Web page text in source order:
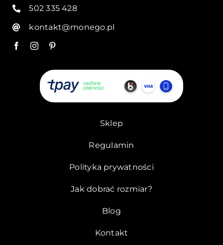
502 335 428
kontakt@monego.pl
Sklep
Regulamin
Polityka prywatności
Jak dobrać rozmiar?
Blog
Kontakt